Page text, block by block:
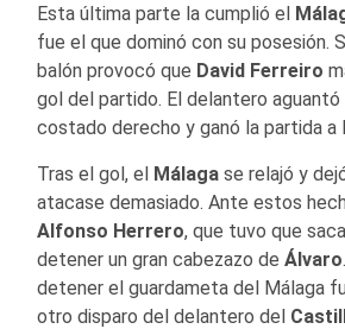
Esta última parte la cumplió el
fue el que dominó con su posesión.
balón provocó que David Ferreiro
gol del partido. El delantero
costado derecho y ganó la partida a
Tras el gol, el Málaga se relajó y
atacase demasiado. Ante estos
Alfonso Herrero, que tuvo que
detener un gran cabezazo de Álvaro
detener el guardameta del Málaga
otro disparo del delantero del